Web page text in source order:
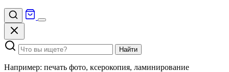
Найти
Например: печать фото, ксерокопия, ламинирование